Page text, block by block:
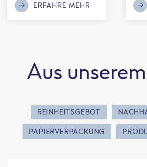
ERFAHRE MEHR
Aus
REINHEITSGEBOT
PAPIERVERPACKUNG